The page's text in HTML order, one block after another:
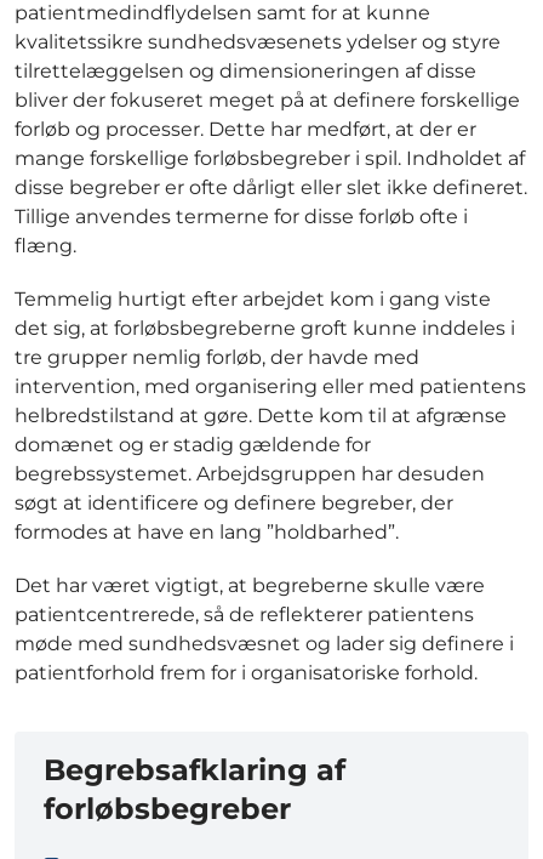
patientmedindflydelsen samt for at kunne
kvalitetssikre sundhedsvæsenets ydelser og styre
tilrettelæggelsen og dimensioneringen af disse
bliver der fokuseret meget på at definere forskellige
forløb og processer. Dette har medført, at der er
mange forskellige forløbsbegreber i spil. Indholdet af
disse begreber er ofte dårligt eller slet ikke defineret.
Tillige anvendes termerne for disse forløb ofte i
flæng.
Temmelig hurtigt efter arbejdet kom i gang viste
det sig, at forløbsbegreberne groft kunne inddeles i
tre grupper nemlig forløb, der havde med
intervention, med organisering eller med patientens
helbredstilstand at gøre. Dette kom til at afgrænse
domænet og er stadig gældende for
begrebssystemet. Arbejdsgruppen har desuden
søgt at identificere og definere begreber, der
formodes at have en lang ”holdbarhed”.
Det har været vigtigt, at begreberne skulle være
patientcentrerede, så de reflekterer patientens
møde med sundhedsvæsnet og lader sig definere i
patientforhold frem for i organisatoriske forhold.
Begrebsafklaring af
forløbsbegreber